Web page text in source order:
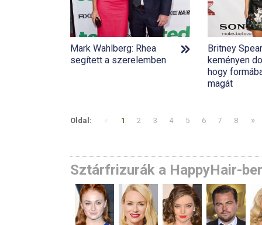
Mark Wahlberg: Rhea
segített a szerelemben
Britney
keményen
hogy
magát
Oldal: 1 2 3 4 5 6 7 8 »
Sztárfrizurák a HappyHair-